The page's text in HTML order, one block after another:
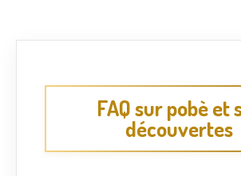
FAQ sur pobè et
découvertes